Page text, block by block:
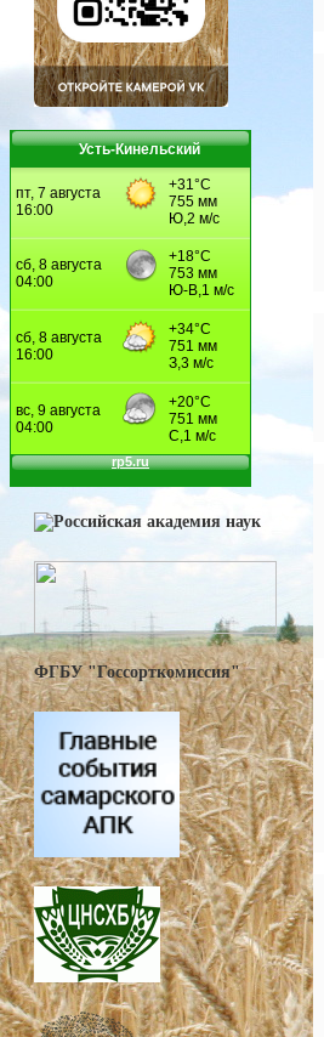
Усть-Кинельский
ФГБУ "Госсорткомиссия"